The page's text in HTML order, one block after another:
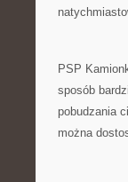
PSP
sposób
pobudzania
można